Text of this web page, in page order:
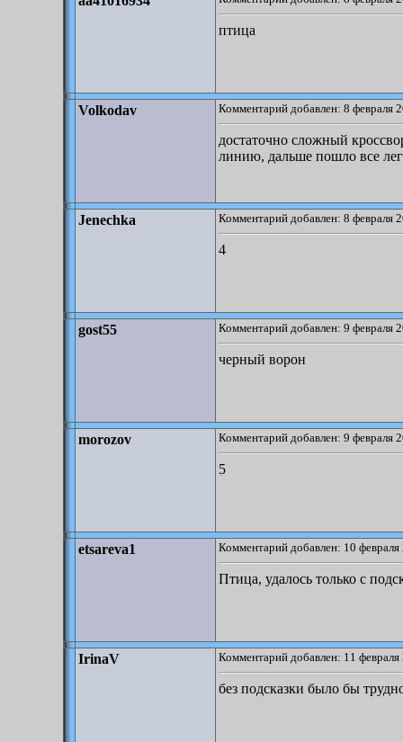
птица
Volkodav Комментарий добавлен: 8 февраля
достаточно сложный
линию, дальше пошло все
Jenechka Комментарий добавлен: 8 февраля
4
gost55 Комментарий добавлен: 9 февраля
черный ворон
morozov Комментарий добавлен: 9 февраля
5
etsareva1 Комментарий добавлен: 10
Птица, удалось только с
IrinaV Комментарий добавлен: 11
без подсказки было бы